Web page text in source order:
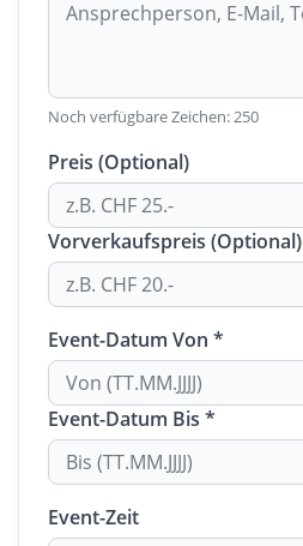
Noch verfügbare Zeichen:250
Preis (Optional)
Vorverkaufspreis (Optional)
Event-Datum Von *
Event-Datum Bis *
Event-Zeit